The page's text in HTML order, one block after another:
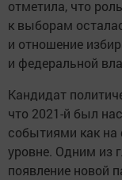
отметила, что
к выборам
и отношение
и федеральной
Кандидат
что 2021-й был
событиями как на
уровне. Одним из
появление новой